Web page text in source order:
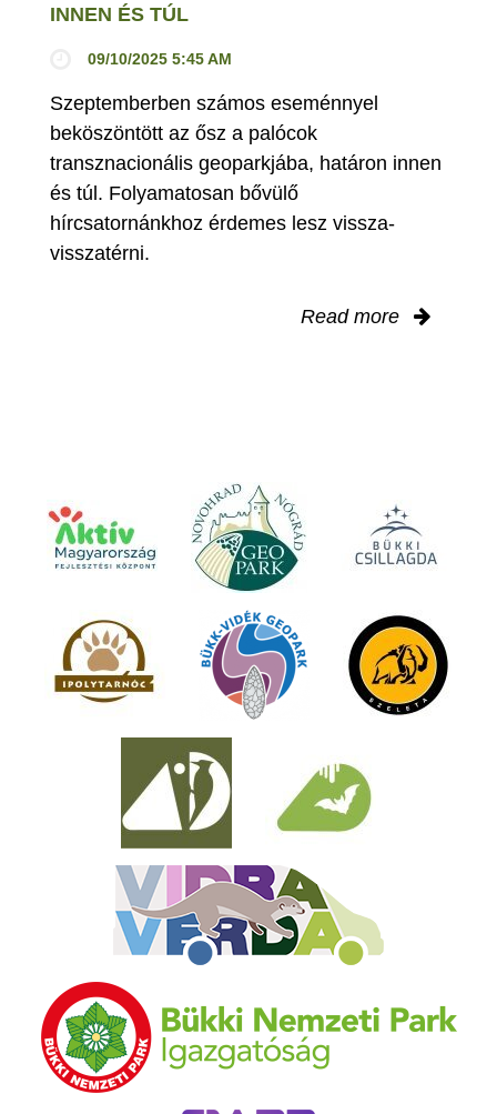
INNEN ÉS TÚL
09/10/2025 5:45 AM
Szeptemberben számos eseménnyel
beköszöntött az ősz a palócok
transznacionális geoparkjába, határon innen
és túl. Folyamatosan bővülő
hírcsatornánkhoz érdemes lesz vissza-
visszatérni.
Read more